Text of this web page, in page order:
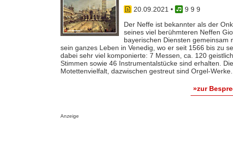
20.09.2021 •
9 9 9
Der Neffe ist bekannter als der
seines viel berühmteren Neffen
bayerischen Diensten gemeinsam
sein ganzes Leben in Venedig, wo er seit 1566 bis zu
dabei sehr viel komponierte: 7 Messen, ca. 120
Stimmen sowie 46 Instrumentalstücke sind erhalten.
Motettenvielfalt, dazwischen gestreut sind Orgel-Werke.
»zur
Anzeige